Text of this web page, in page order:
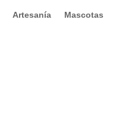
Artesanía Mascotas